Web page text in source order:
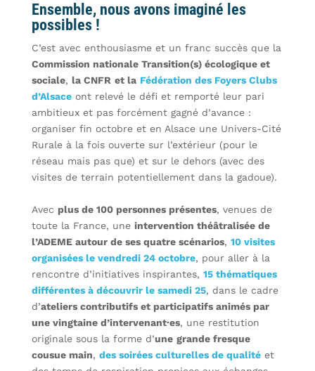
Ensemble, nous avons imaginé les
possibles !
C’est avec enthousiasme et un franc succès que la
Commission nationale Transition(s) écologique et
sociale, la CNFR et la Fédération des Foyers Clubs
d’Alsaceont relevé le défi et remporté leur pari
ambitieux et pas forcément gagné d’avance :
organiser fin octobre et en Alsace une Univers-Cité
Rurale à la fois ouverte sur l’extérieur (pour le
réseau mais pas que) et sur le dehors (avec des
visites de terrain potentiellement dans la gadoue).
Avec plus de 100 personnes présentes, venues de
toute la France, une intervention théâtralisée de
l’ADEME autour de ses quatre scénarios, 10 visites
organisées le vendredi 24 octobre, pour aller à la
rencontre d’initiatives inspirantes, 15 thématiques
différentes à découvrir le samedi 25, dans le cadre
d’ateliers contributifs et participatifs animés par
une vingtaine d’intervenant·es, une restitution
originale sous la forme d’une grande fresque
cousue main, des soirées culturelles de qualitéet